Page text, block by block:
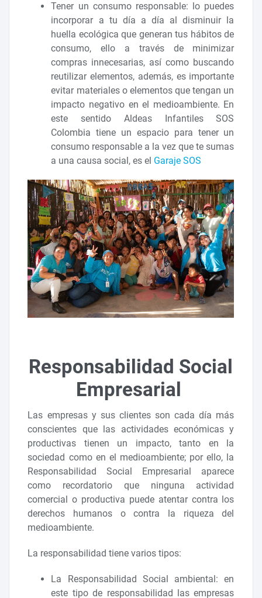
Tener un consumo responsable: lo puedes
incorporar a tu día a día al disminuir la
huella ecológica que generan tus hábitos de
consumo, ello a través de minimizar
compras innecesarias, así como buscando
reutilizar elementos, además, es importante
evitar materiales o elementos que tengan un
impacto negativo en el medioambiente. En
este sentido Aldeas Infantiles SOS
Colombia tiene un espacio para tener un
consumo responsable a la vez que te sumas
a una causa social, es el Garaje SOS
Responsabilidad Social
Empresarial
Las empresas y sus clientes son cada día más
conscientes que las actividades económicas y
productivas tienen un impacto, tanto en la
sociedad como en el medioambiente; por ello, la
Responsabilidad Social Empresarial aparece
como recordatorio que ninguna actividad
comercial o productiva puede atentar contra los
derechos humanos o contra la riqueza del
medioambiente.
La responsabilidad tiene varios tipos:
La Responsabilidad Social ambiental: en
este tipo de responsabilidad las empresas